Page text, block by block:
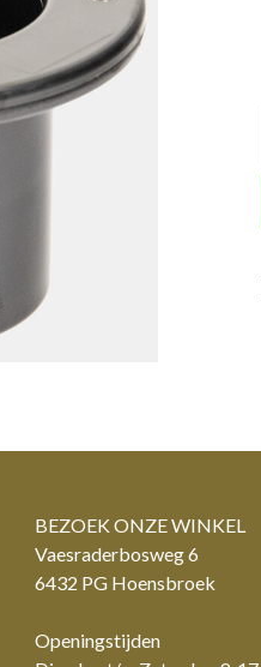
BEZOEK ONZE WINKEL
Vaesraderbosweg 6
6432 PG Hoensbroek
Openingstijden